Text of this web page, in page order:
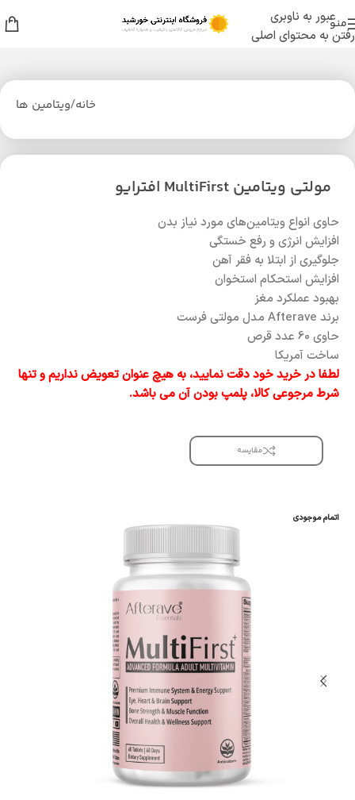
عبور به ناوبری
رفتن به محتوای اصلی
منو
خانه/ویتامین ها
مولتی ویتامین MultiFirst افترایو
حاوی انواع ویتامین‌های مورد نیاز بدن
افزایش انرژی و رفع خستگی
جلوگیری از ابتلا به فقر آهن
افزایش استحکام استخوان
بهبود عملکرد مغز
برند Afterave مدل مولتی فرست
حاوی 60 عدد قرص
ساخت آمریکا
لطفا در خرید خود دقت نمایید، به هیچ عنوان تعویض نداریم و تنها
شرط مرجوعی کالا، پلمپ بودن آن می باشد.
مقایسه
اتمام موجودی